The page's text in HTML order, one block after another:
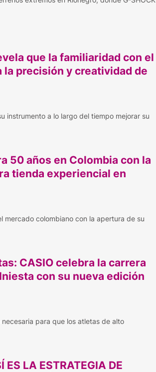
que la familiaridad con el
precisión y creatividad de
instrumento a lo largo del tiempo mejorar su
50 años en Colombia con la
tienda experiencial en
mercado colombiano con la apertura de su
CASIO celebra la carrera
con su nueva edición
para que los atletas de alto
ES LA ESTRATEGIA DE